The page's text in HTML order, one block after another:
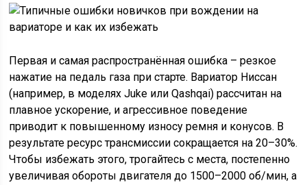
Первая и самая распространённая ошибка – резкое
нажатие на педаль газа при старте. Вариатор Ниссан
(например, в моделях Juke или Qashqai) рассчитан на
плавное ускорение, и агрессивное поведение
приводит к повышенному износу ремня и конусов. В
результате ресурс трансмиссии сокращается на 20–30%.
Чтобы избежать этого, трогайтесь с места, постепенно
увеличивая обороты двигателя до 1500–2000 об/мин, а